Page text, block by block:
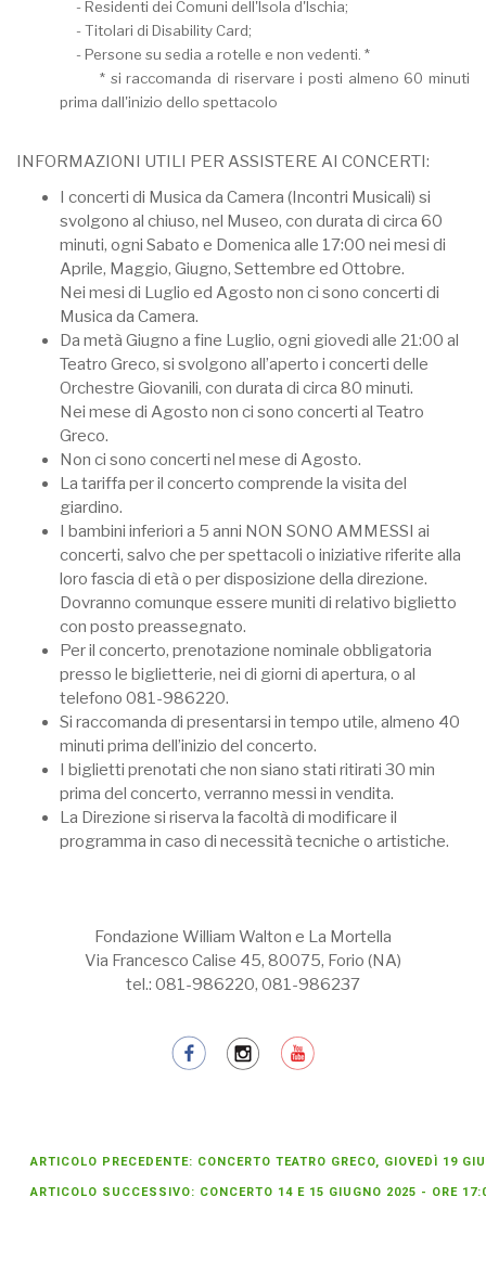
- Residenti dei Comuni dell'Isola d'Ischia;
- Titolari di Disability Card;
- Persone su sedia a rotelle e non vedenti. *
* si raccomanda di riservare i posti almeno 60 minuti
prima dall'inizio dello spettacolo
INFORMAZIONI UTILI PER ASSISTERE AI CONCERTI:
I concerti di Musica da Camera (Incontri Musicali) si
svolgono al chiuso, nel Museo, con durata di circa 60
minuti, ogni Sabato e Domenica alle 17:00 nei mesi di
Aprile, Maggio, Giugno, Settembre ed Ottobre.
Nei mesi di Luglio ed Agosto non ci sono concerti di
Musica da Camera.
Da metà Giugno a fine Luglio, ogni giovedi alle 21:00 al
Teatro Greco, si svolgono all’aperto i concerti delle
Orchestre Giovanili, con durata di circa 80 minuti.
Nei mese di Agosto non ci sono concerti al Teatro
Greco.
Non ci sono concerti nel mese di Agosto.
La tariffa per il concerto comprende la visita del
giardino.
I bambini inferiori a 5 anni NON SONO AMMESSI ai
concerti, salvo che per spettacoli o iniziative riferite alla
loro fascia di età o per disposizione della direzione.
Dovranno comunque essere muniti di relativo biglietto
con posto preassegnato.
Per il concerto, prenotazione nominale obbligatoria
presso le biglietterie, nei di giorni di apertura, o al
telefono 081-986220.
Si raccomanda di presentarsi in tempo utile, almeno 40
minuti prima dell’inizio del concerto.
I biglietti prenotati che non siano stati ritirati 30 min
prima del concerto, verranno messi in vendita.
La Direzione si riserva la facoltà di modificare il
programma in caso di necessità tecniche o artistiche.
Fondazione William Walton e La Mortella
Via Francesco Calise 45, 80075, Forio (NA)
tel.: 081-986220, 081-986237
ARTICOLO PRECEDENTE: CONCERTO TEATRO GRECO, GIOVEDÌ 19
ARTICOLO SUCCESSIVO: CONCERTO 14 E 15 GIUGNO 2025 - ORE